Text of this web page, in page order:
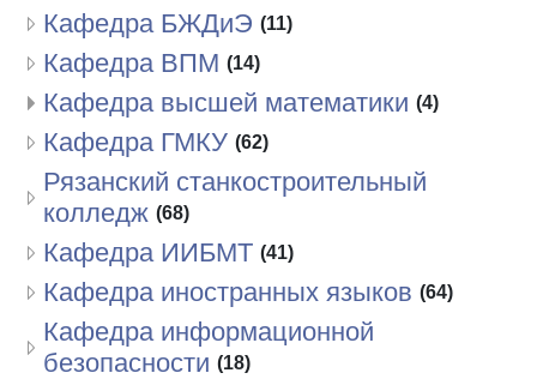
Кафедра БЖДиЭ (11)
Кафедра ВПМ (14)
Кафедра высшей математики (4)
Кафедра ГМКУ (62)
Рязанский станкостроительный
колледж (68)
Кафедра ИИБМТ (41)
Кафедра иностранных языков (64)
Кафедра информационной
безопасности (18)